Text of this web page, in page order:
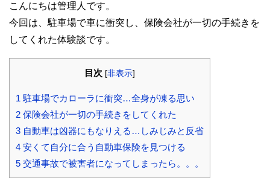
こんにちは管理人です。
今回は、駐車場で車に衝突し、保険会社が一切の手続きを
してくれた体験談です。
目次 [非表示]
1駐車場でカローラに衝突…全身が凍る思い
2 保険会社が一切の手続きをしてくれた
3 自動車は凶器にもなりえる…しみじみと反省
4 安くて自分に合う自動車保険を見つける
5 交通事故で被害者になってしまったら。。。